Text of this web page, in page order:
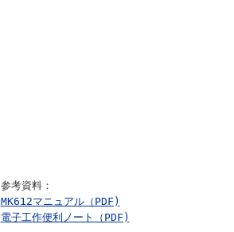
参考資料：
MK612マニュアル（PDF)
電子工作便利ノート（PDF)